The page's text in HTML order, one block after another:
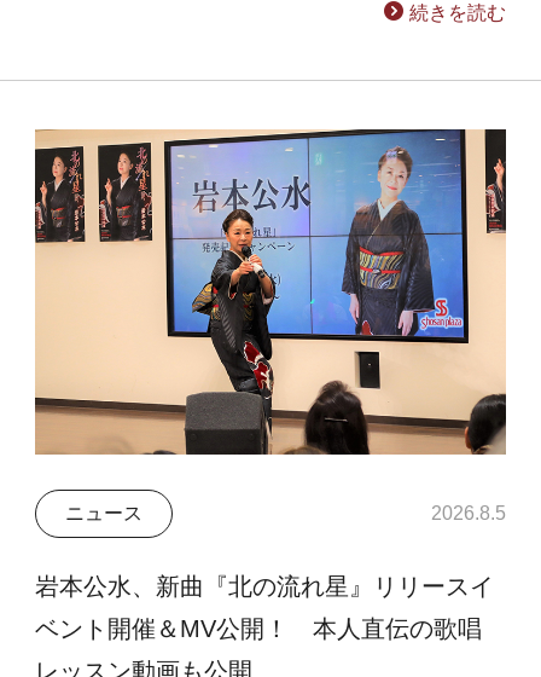
続きを読む
ニュース 2026.8.5
岩本公水、新曲『北の流れ星』リリースイ
ベント開催＆MV公開！ 本人直伝の歌唱
レッスン動画も公開